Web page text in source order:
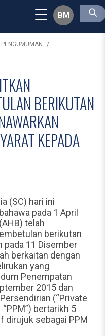
BM
BERIKUTAN
KEPADA
(SC) hari ini
pada 1 April
telah
berikutan
pada 11 Disember
berkaitan dengan
yang
Penempatan
2015 dan
(“Private
bertarikh 5
dirujuk sebagai PPM